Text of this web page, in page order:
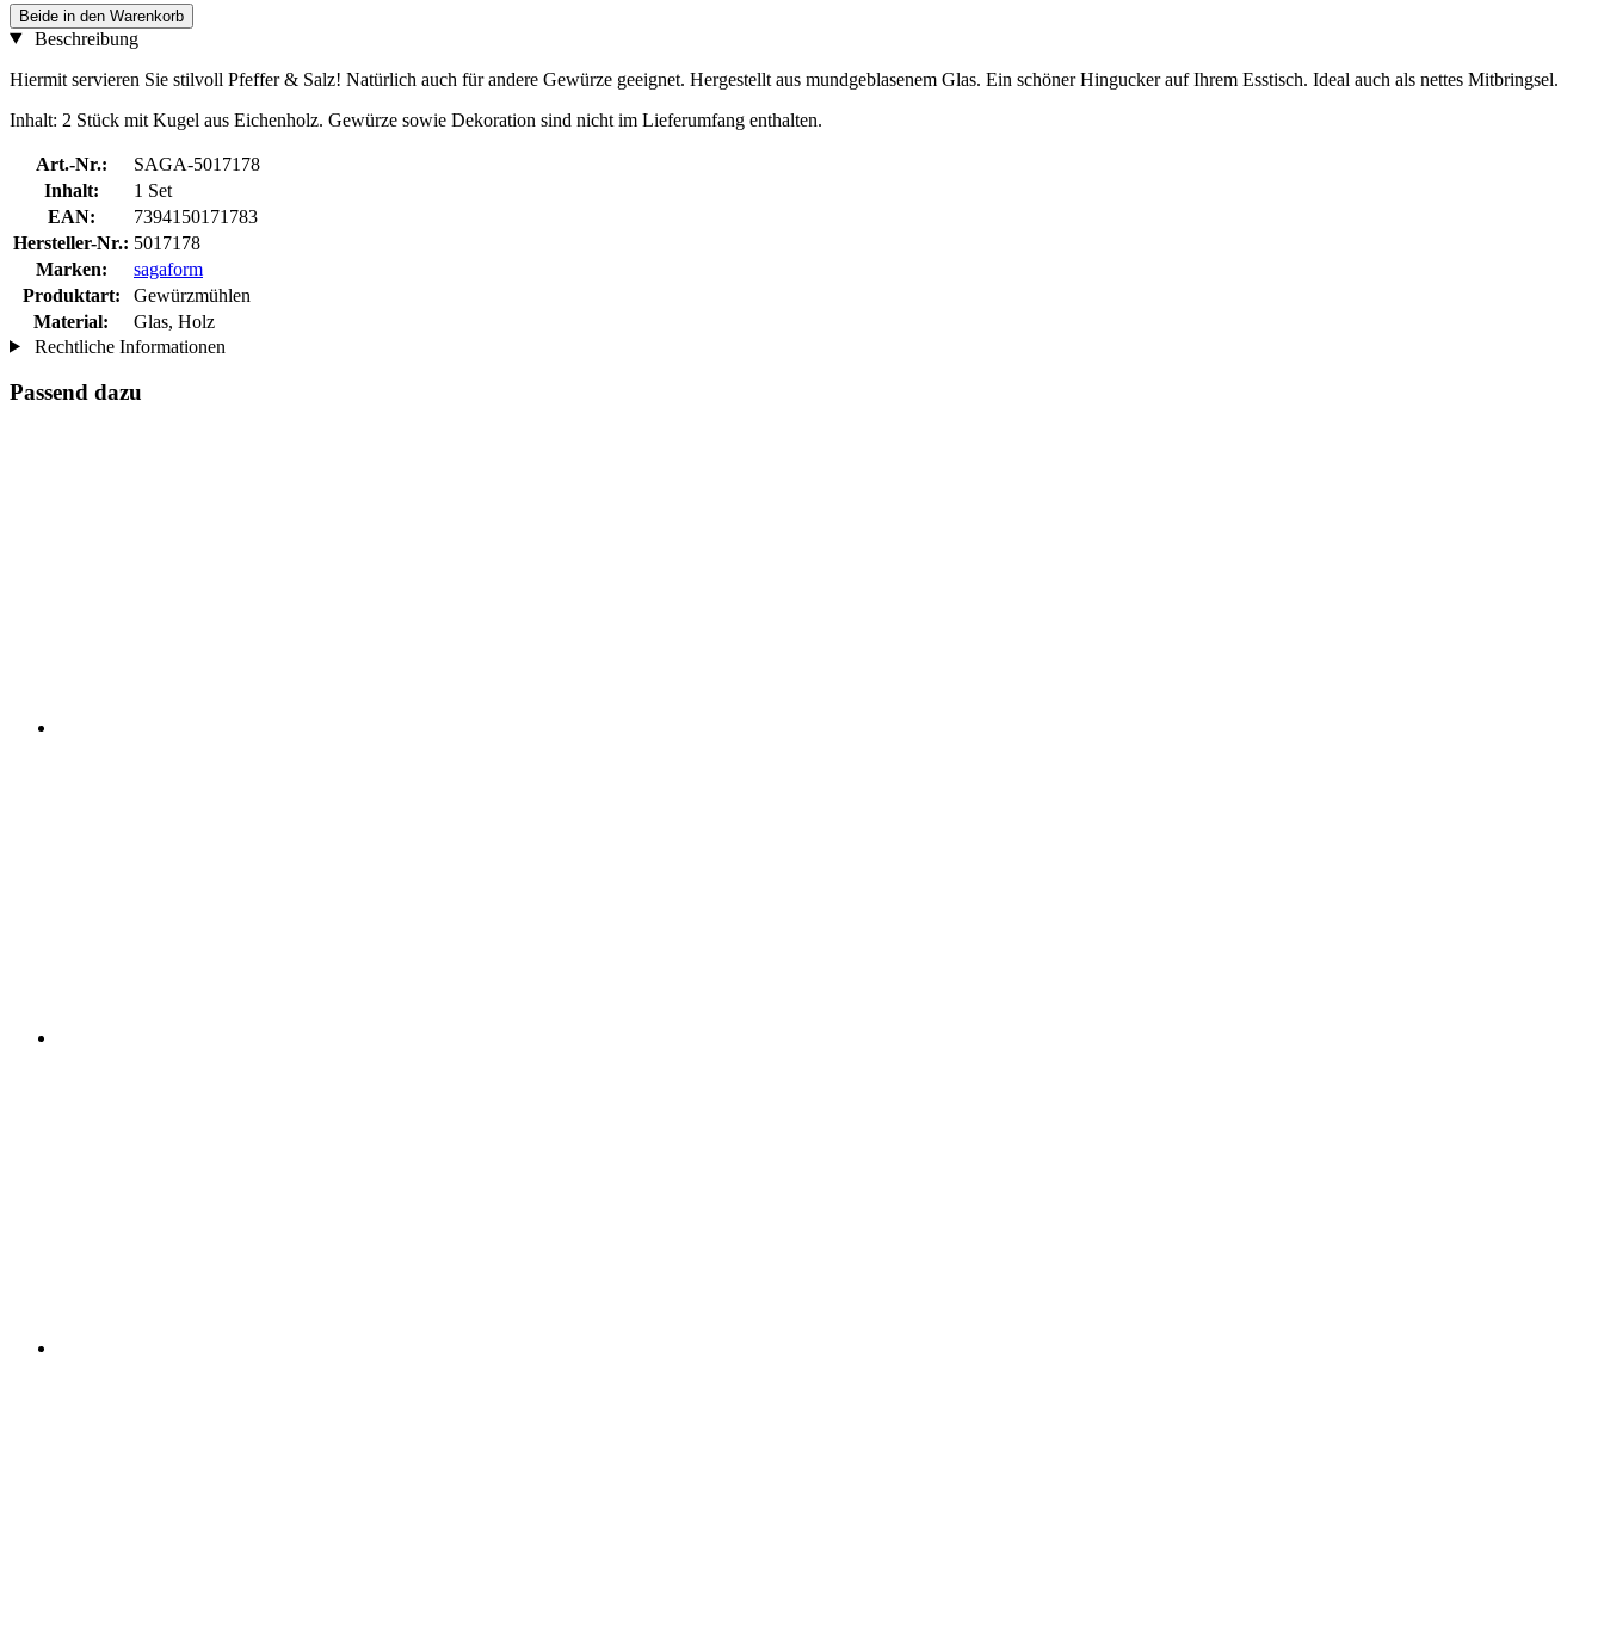
Beide in den Warenkorb
Beschreibung
Hiermit servieren Sie stilvoll Pfeffer & Salz! Natürlich auch für andere Gewürze geeignet. Hergestellt aus mundgeblasenem Glas. Ein schöner Hingucker auf Ihrem Esstisch. Ideal auch als nettes Mitbringsel.
Inhalt: 2 Stück mit Kugel aus Eichenholz. Gewürze sowie Dekoration sind nicht im Lieferumfang enthalten.
Art.-Nr.:
SAGA-5017178
Inhalt:
1 Set
EAN:
7394150171783
Hersteller-Nr.: 5017178
Marken:
sagaform
Produktart:
Gewürzmühlen
Material:
Glas, Holz
Rechtliche Informationen
Passend dazu